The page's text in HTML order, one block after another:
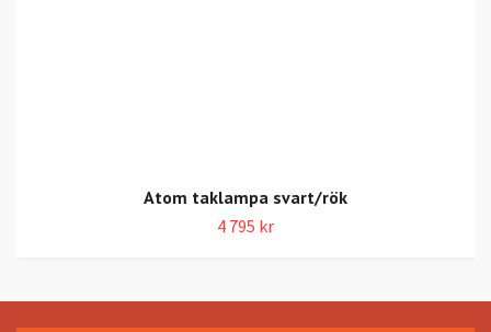
Atom taklampa svart/rök
4 795 kr